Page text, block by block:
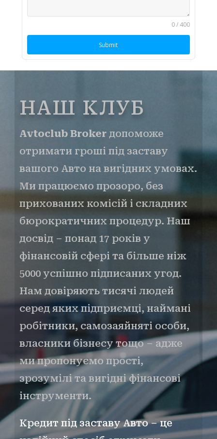
0 / 400
Submit
НАШ КЛУБ
Avtoclub Broker допоможе
отримати гроші під заставу
вашого Авто на вигідних умовах.
Ми працюємо прозоро, без
прихованих комісій і складних
бюрократичних процедур. Наш
досвід – понад 17 років у
фінансовій сфері та більше ніж
5000 успішно підписаних угод.
Нам довіряють тисячі людей
серед яких підприємці, наймані
робітники, самозаяйняті особи,
власники бізнесу тощо – адже
ми пропонуємо прості,
зрозумілі та вигідні фінансові
інструменти.
Кредит під заставу Авто – це